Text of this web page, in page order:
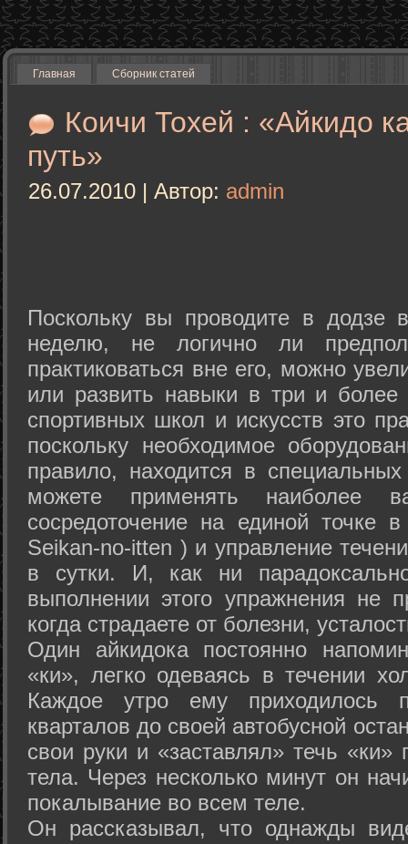
Главная Сборник статей
Коичи Тохей : «Айкидо
путь»
26.07.2010 | Автор: admin
Поскольку вы проводите в додзе
неделю, не логично ли
практиковаться вне его, можно
или развить навыки в три и
спортивных школ и искусств это
поскольку необходимое
правило, находится в
можете применять наиболее
сосредоточение на единой точке
Seikan-­no-­itten ) и управление
в сутки. И, как ни
выполнении этого упражнения не
когда страдаете от болезни,
Один айкидока постоянно
«ки», легко одеваясь в течении
Каждое утро ему приходилось
кварталов до своей автобусной
свои руки и «заставлял» течь «ки»
тела. Через несколько минут он
покалывание во всем теле.
Он рассказывал, что однажды